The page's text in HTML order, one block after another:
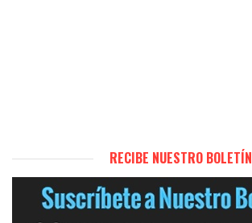
RECIBE NUESTRO BOLETÍN